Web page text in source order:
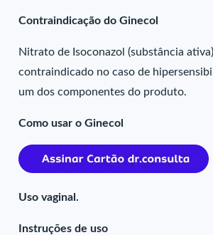
Contraindicação do Ginecol
Nitrato de Isoconazol (substância
contraindicado no caso de
um dos componentes do produto.
Como usar o Ginecol
Uso vaginal.
Instruções de uso